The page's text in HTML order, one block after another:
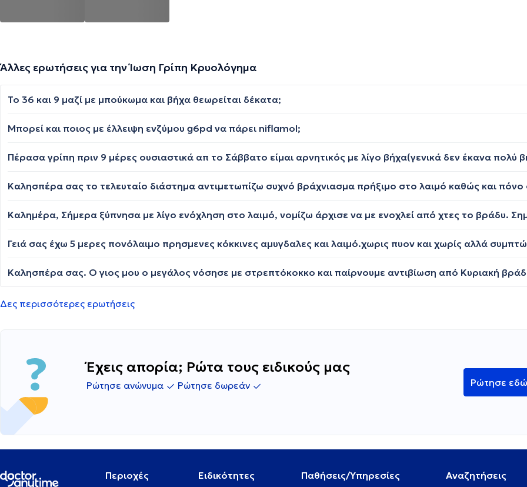
Άλλες ερωτήσεις για την Ίωση Γρίπη Κρυολόγημα
Το 36 και 9 μαζί με μπούκωμα και βήχα θεωρείται δέκατα;
Μπορεί και ποιος με έλλειψη ενζύμου g6pd να πάρει niflamol;
Δες περισσότερες ερωτήσεις
Έχεις απορία; Ρώτα τους ειδικούς μας
Ρώτησε ανώνυμα Ρώτησε δωρεάν Ρώτησε εδώ
Περιοχές Ειδικότητες Παθήσεις/Υπηρεσίες Αναζητήσεις